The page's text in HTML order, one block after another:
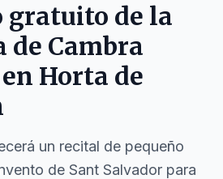
gratuito de la
de Cambra
Horta de
un recital de pequeño
de Sant Salvador para